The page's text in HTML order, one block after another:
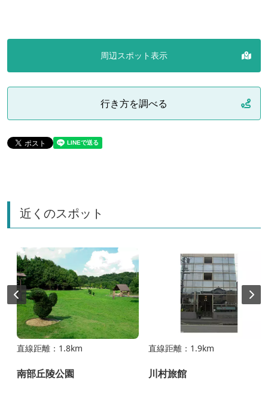
周辺スポット表示
行き方を調べる
近くのスポット
直線距離：1.8km
南部丘陵公園
直線距離：1.9km
川村旅館